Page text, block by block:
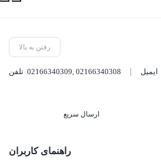
رفتن به بالا
02166340309, 02166340308
ارسال سریع
راهنمای کاربران